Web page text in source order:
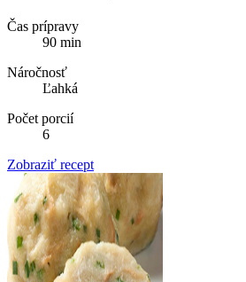
Čas prípravy
90 min
Náročnosť
Ľahká
Počet porcií
6
Zobraziť recept